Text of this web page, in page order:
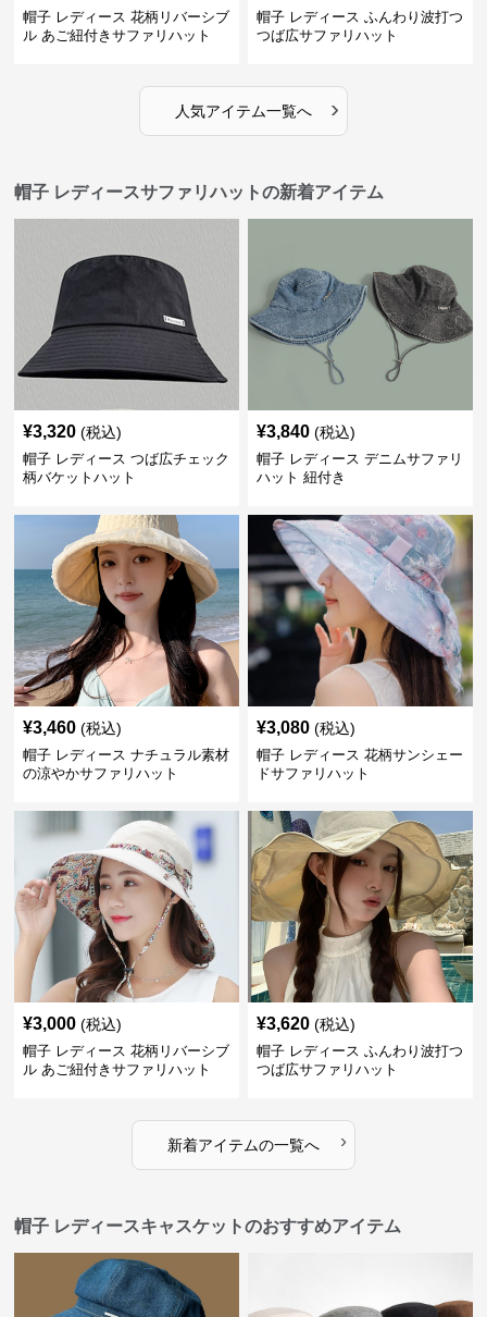
帽子 レディース 花柄リバーシブ
ル あご紐付きサファリハット
帽子 レディース ふんわり波打つ
つば広サファリハット
人気アイテム一覧へ ›
帽子 レディースサファリハットの新着アイテム
¥3,320 (税込)
帽子 レディース つば広チェック
柄バケットハット
¥3,840 (税込)
帽子 レディース デニムサファリ
ハット 紐付き
¥3,460 (税込)
帽子 レディース ナチュラル素材
の涼やかサファリハット
¥3,080 (税込)
帽子 レディース 花柄サンシェー
ドサファリハット
¥3,000 (税込)
帽子 レディース 花柄リバーシブ
ル あご紐付きサファリハット
¥3,620 (税込)
帽子 レディース ふんわり波打つ
つば広サファリハット
新着アイテムの一覧へ ›
帽子 レディースキャスケットのおすすめアイテム